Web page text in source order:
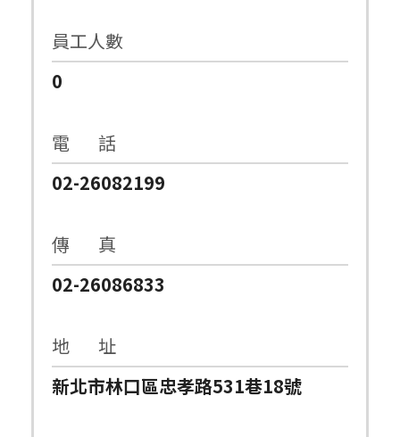
員工人數
0
電 話
02-26082199
傳 真
02-26086833
地 址
新北市林口區忠孝路531巷18號